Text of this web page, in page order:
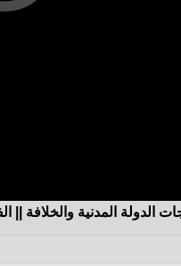
الدولة المدنية والخلافة ||